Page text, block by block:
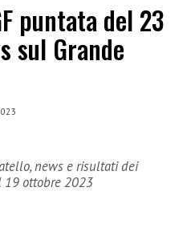
puntata del 23
sul Grande
news e risultati dei
19 ottobre 2023